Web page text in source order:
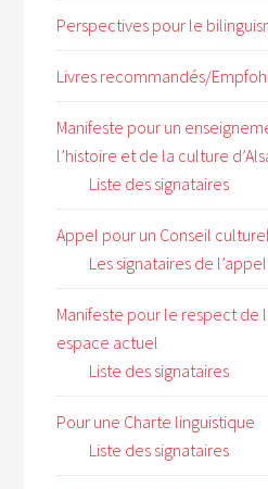
Perspectives pour le
Livres recommandés/
Manifeste pour un
l’histoire et de la culture
Liste des signataires
Appel pour un Conseil
Les signataires de l’appel
Manifeste pour le respect de
espace actuel
Liste des signataires
Pour une Charte linguistique
Liste des signataires